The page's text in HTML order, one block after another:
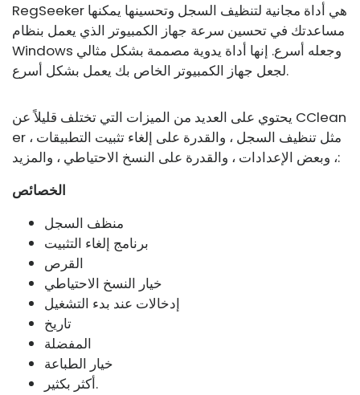
RegSeeker هي أداة مجانية لتنظيف السجل وتحسينها يمكنها
مساعدتك في تحسين سرعة جهاز الكمبيوتر الذي يعمل بنظام
Windows وجعله أسرع. إنها أداة يدوية مصممة بشكل مثالي
لجعل جهاز الكمبيوتر الخاص بك يعمل بشكل أسرع.
يحتوي على العديد من الميزات التي تختلف قليلاً عن CClean
er ، مثل تنظيف السجل ، والقدرة على إلغاء تثبيت التطبيقات
، وبعض الإعدادات ، والقدرة على النسخ الاحتياطي ، والمزيد:
الخصائص
منظف ​​السجل
برنامج إلغاء التثبيت
القرص
خيار النسخ الاحتياطي
إدخالات عند بدء التشغيل
تاريخ
المفضلة
خيار الطباعة
أكثر بكثير.